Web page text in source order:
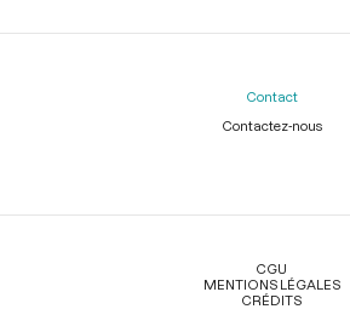
Contact
Contactez-nous
Légal
CGU
MENTIONS LÉGALES
CRÉDITS